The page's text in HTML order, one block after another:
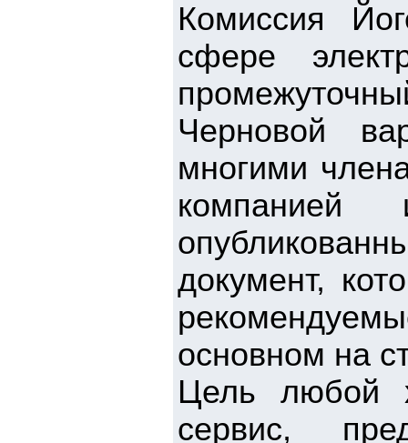
Комиссия
сфере
Черновой
многими
документ,
основном на
Цель любой
сервис,